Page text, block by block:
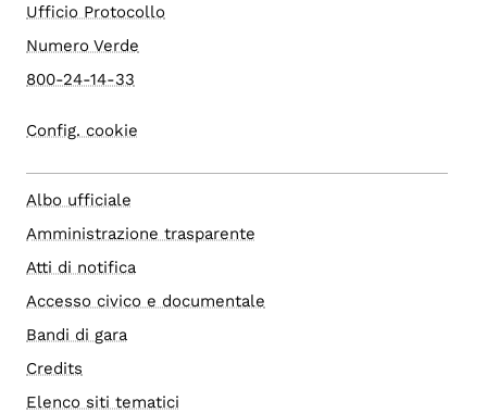
Ufficio Protocollo
Numero Verde
800-24-14-33
Config. cookie
Albo ufficiale
Amministrazione trasparente
Atti di notifica
Accesso civico e documentale
Bandi di gara
Credits
Elenco siti tematici